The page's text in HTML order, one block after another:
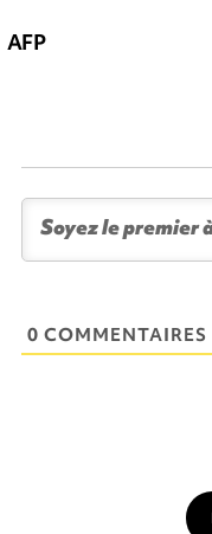
AFP
0 COMMENTAIRES